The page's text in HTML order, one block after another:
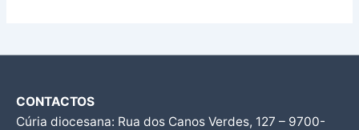
CONTACTOS
Cúria diocesana: Rua dos Canos Verdes, 127 – 9700-